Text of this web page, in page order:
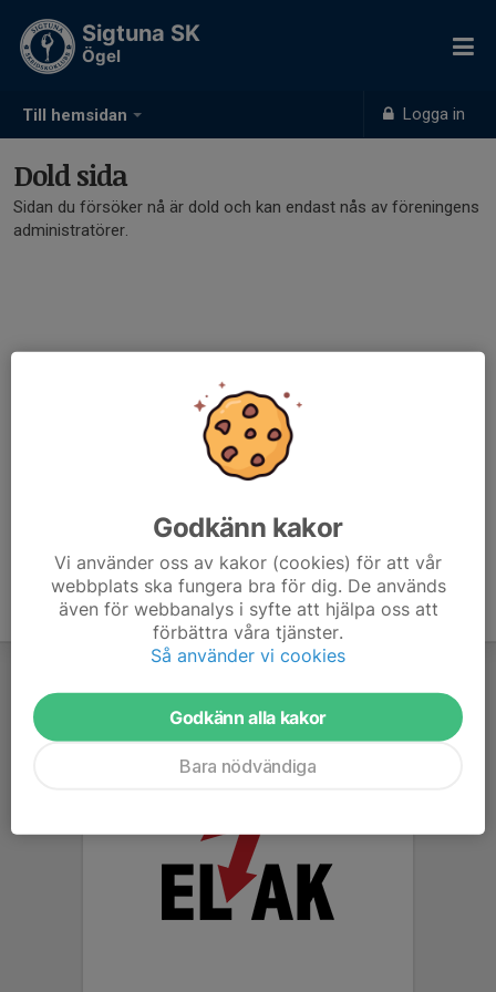
Till hemsidan Logga in
Sigtuna SK
Ögel
Dold sida
Sidan du försöker nå är dold och kan endast nås av föreningens
administratörer.
Godkänn kakor
Vi använder oss av kakor (cookies) för att vår
webbplats ska fungera bra för dig. De används
även för webbanalys i syfte att hjälpa oss att
förbättra våra tjänster.
Så använder vi cookies
Godkänn alla kakor
Bara nödvändiga